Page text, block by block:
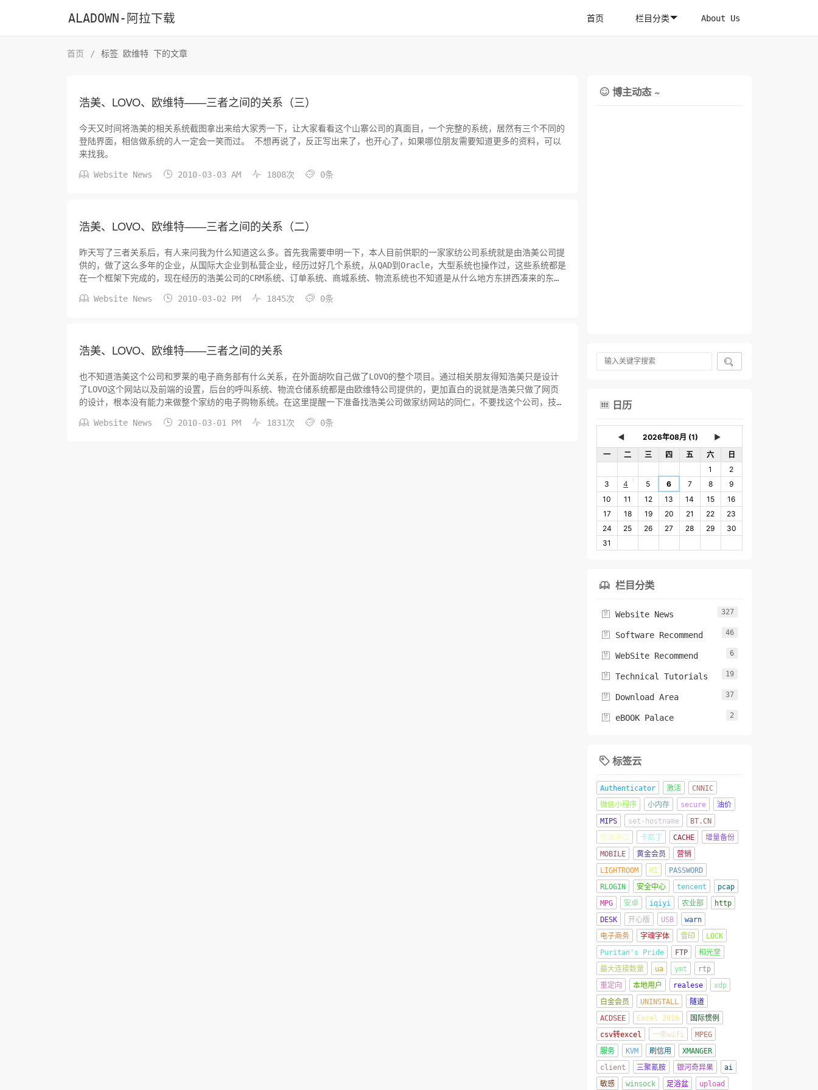
ALADOWN-阿拉下载 首页 栏目分类 About Us
首页 / 标签 欧维特 下的文章
浩美、LOVO、欧维特——三者之间的关系（三）
今天又时间将浩美的相关系统截图拿出来给大家秀一下，让大家看看这个山寨公司的真面目，一个完整的系统，居然有三个不同的
登陆界面，相信做系统的人一定会一笑而过。 不想再说了，反正写出来了，也开心了，如果哪位朋友需要知道更多的资料，可以
来找我。
 Website News  2010-03-03 AM  1808次  0条
浩美、LOVO、欧维特——三者之间的关系（二）
昨天写了三者关系后，有人来问我为什么知道这么多。首先我需要申明一下，本人目前供职的一家家纺公司系统就是由浩美公司提
供的，做了这么多年的企业，从国际大企业到私营企业，经历过好几个系统，从QAD到Oracle，大型系统也操作过，这些系统都是
在一个框架下完成的，现在经历的浩美公司的CRM系统、订单系统、商城系统、物流系统也不知道是从什么地方东拼西凑来的东
 Website News  2010-03-02 PM  1845次  0条
浩美、LOVO、欧维特——三者之间的关系
也不知道浩美这个公司和罗莱的电子商务部有什么关系，在外面胡吹自己做了LOVO的整个项目。通过相关朋友得知浩美只是设计
了LOVO这个网站以及前端的设置，后台的呼叫系统、物流仓储系统都是由欧维特公司提供的，更加直白的说就是浩美只做了网页
的设计，根本没有能力来做整个家纺的电子购物系统。在这里提醒一下准备找浩美公司做家纺网站的同仁，不要找这个公司，技术
 Website News  2010-03-01 PM  1831次  0条
 博主动态 ~

 日历
◄
►
一
二 三 四 五 六
日
1
2
3
4 1 5 6 7 8
9
10
11 12 13 14 15
16
17
18 19 20 21 22
23
24
25 26 27 28 29
30
31
 栏目分类
 Website News 327
 Software Recommend 46
 WebSite Recommend 6
 Technical Tutorials 19
 Download Area 37
 eBOOK Palace 2
 标签云
Authenticator 激活
CNNIC
微信小程序
小内存 secure
油价
MIPS
set-hostname
BT.CN
原装进口
卡尼丁 CACHE
增量备份
MOBILE
黄金会员
营销
LIGHTROOM
MI
PASSWORD
RLOGIN
安全中心 tencent
pcap
MPG
安卓 iqiyi 农业部
http
DESK
开心版 USB
warn
电子商务
字魂字体 雪印
LOCK
Puritan's Pride
FTP
和光堂
最大连接数量
ua ymt
rtp
重定向
本地用户 realese
xdp
白金会员
UNINSTALL
隧道
ACDSEE
Excel 2016
国际惯例
csv转excel
一条wifi
MPEG
服务
KVM 刷信用
XMANGER
client
三聚氰胺 银河奇异果
ai
敏感
winsock 足浴盆 upload